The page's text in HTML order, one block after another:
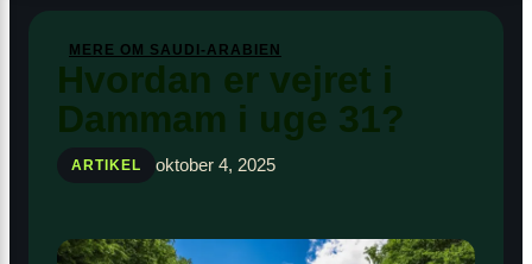
MERE OM SAUDI-ARABIEN
Hvordan er vejret i
Dammam i uge 31?
ARTIKEL oktober 4, 2025